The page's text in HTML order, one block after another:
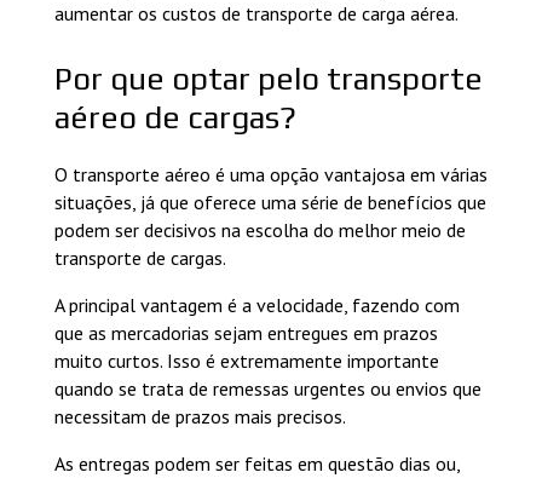
aumentar os custos de transporte de carga aérea.
Por que optar pelo transporte
aéreo de cargas?
O transporte aéreo é uma opção vantajosa em várias
situações, já que oferece uma série de benefícios que
podem ser decisivos na escolha do melhor meio de
transporte de cargas.
A principal vantagem é a velocidade, fazendo com
que as mercadorias sejam entregues em prazos
muito curtos. Isso é extremamente importante
quando se trata de remessas urgentes ou envios que
necessitam de prazos mais precisos.
As entregas podem ser feitas em questão dias ou,